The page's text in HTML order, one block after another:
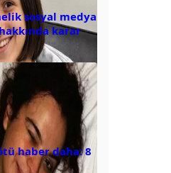
sosyal medya
karar
haber daha: 8